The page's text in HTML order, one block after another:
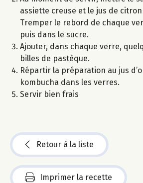
assiette creuse et le jus de
Tremper le rebord de chaque
puis dans le sucre.
Ajouter, dans chaque verre,
billes de pastèque.
Répartir la préparation au jus
kombucha dans les verres.
Servir bien frais
Retour à la liste
Imprimer la recette